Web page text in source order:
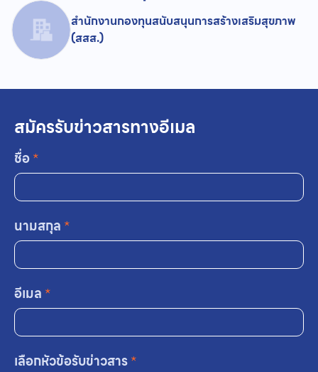
สำนักงานกองทุนสนับสนุนการสร้างเสริมสุขภาพ
(สสส.)
สมัครรับข่าวสารทางอีเมล
ชื่อ*
นามสกุล *
อีเมล *
เลือกหัวข้อรับข่าวสาร*